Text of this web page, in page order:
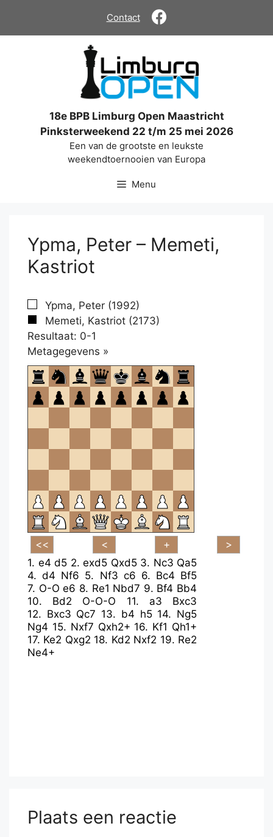
de
Contact
18e BPB Limburg Open Maastricht
Pinksterweekend 22 t/m 25 mei 2026
Een van de grootste en leukste
weekendtoernooien van Europa
Menu
Ypma, Peter – Memeti,
Kastriot
Ypma, Peter (1992)
Memeti, Kastriot (2173)
Resultaat: 0-1
Metagegevens »
om
te
openen.
1. e4 d5 2. exd5 Qxd5 3. Nc3 Qa5
4.d4 Nf6 5. Nf3 c6 6. Bc4 Bf5
7. O-O e6 8. Re1 Nbd7 9. Bf4 Bb4
10. Bd2 O-O-O 11. a3
Bxc3
12. Bxc3 Qc7 13. b4 h5 14. Ng5
Ng4 15. Nxf7 Qxh2+ 16. Kf1 Qh1+
17. Ke2 Qxg2 18. Kd2 Nxf2 19. Re2
Ne4+
Plaats een reactie